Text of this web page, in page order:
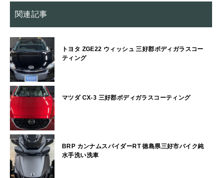
関連記事
トヨタ ZGE22 ウィッシュ 三好郡ボディガラスコー
ティング
マツダ CX-3 三好郡ボディガラスコーティング
BRP カンナムスパイダーRT 徳島県三好市バイク純
水手洗い洗車